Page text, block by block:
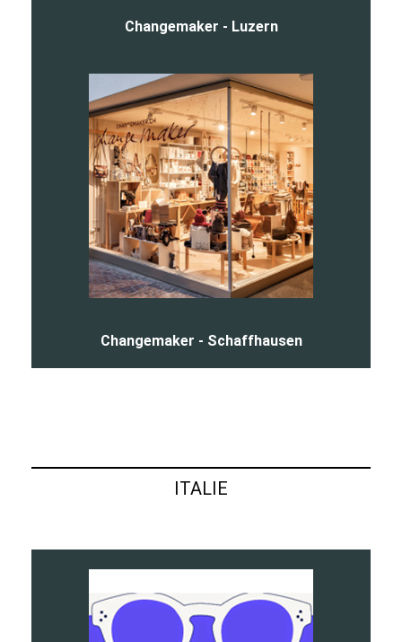
Changemaker - Luzern
Changemaker - Schaffhausen
ITALIE